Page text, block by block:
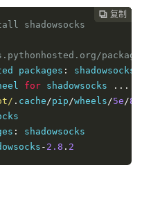
 复制
 复制
 复制
 复制
 复制
 复制
 复制
 复制
 复制
shadowsocks
packages/
packages :
shadowsocks
for shadowsocks ...
. cache /pip /wheels /5e /8d
:
- 2.8 . 2